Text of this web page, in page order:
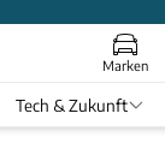
Marken
Tech & Zukunft